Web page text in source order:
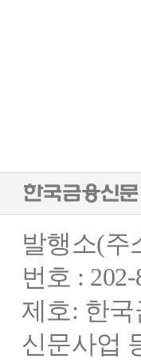
발행소(주
번호 : 202-
제호: 한국
신문사업